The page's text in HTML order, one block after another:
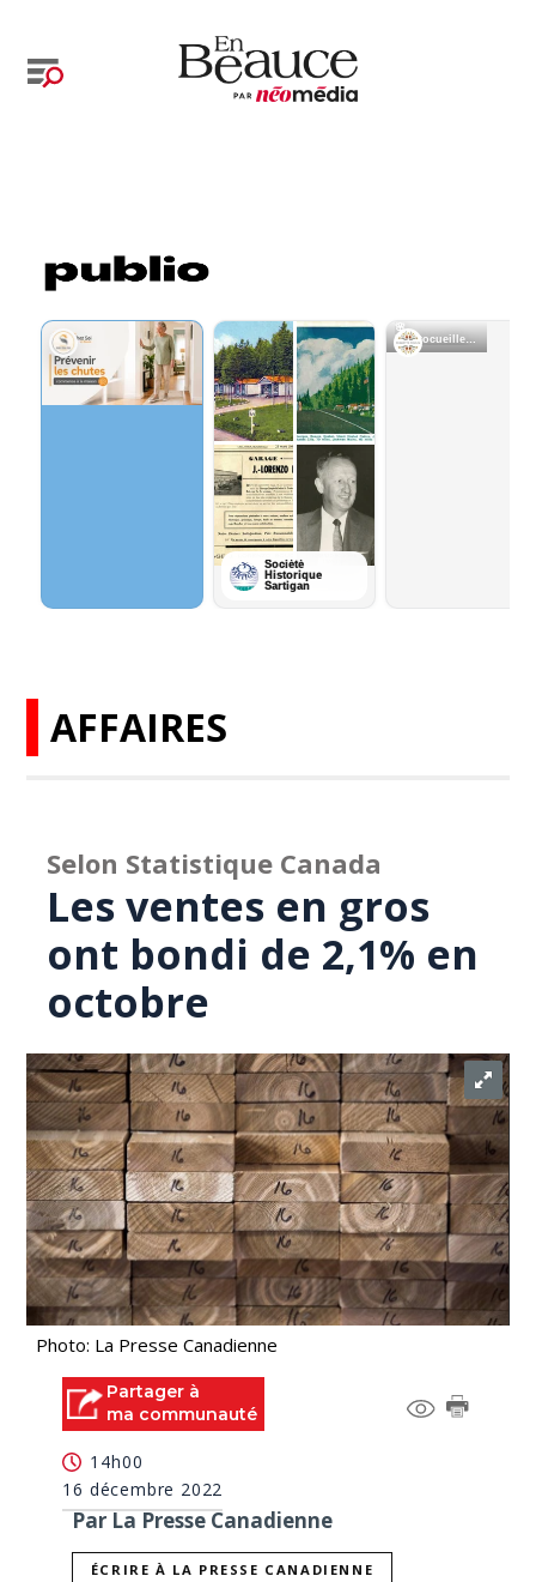
AFFAIRES
Selon Statistique Canada
Les ventes en gros
ont bondi de 2,1% en
octobre
Photo: La Presse Canadienne
Partager à
ma communauté
14h00
16 décembre 2022
Par La Presse Canadienne
ÉCRIRE À LA PRESSE CANADIENNE